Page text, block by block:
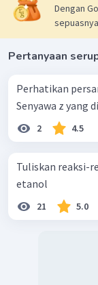
Dengan
Pertanyaan
Perhatikan
Senyawa z yang
2 4.5
Tuliskan reaksi-reaksi
etanol
21 5.0